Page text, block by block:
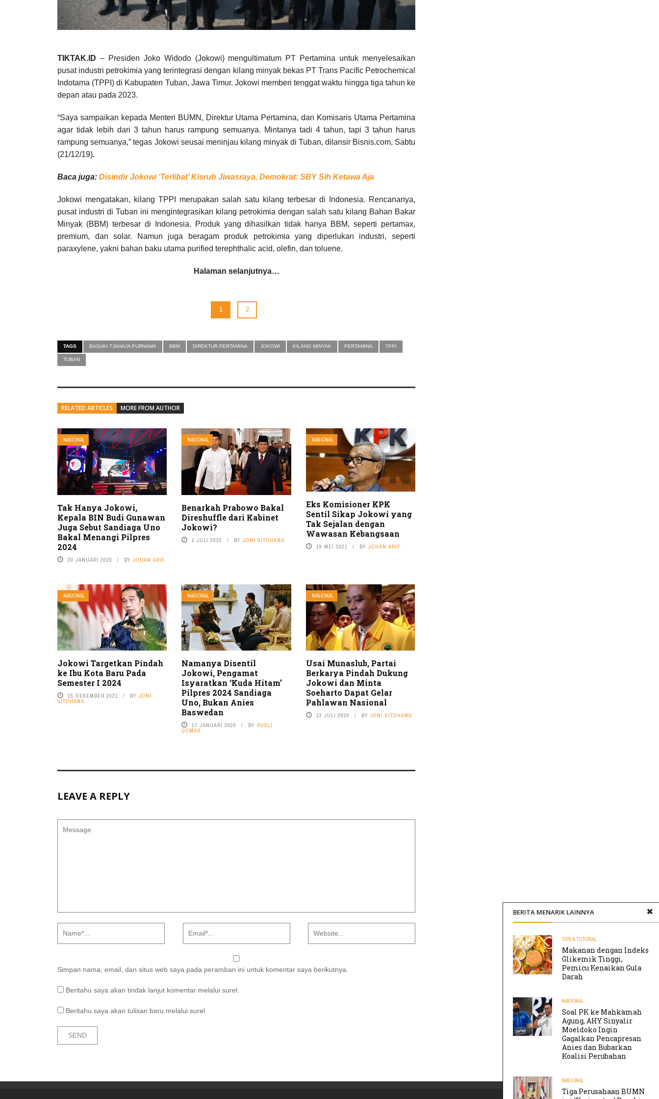
TIKTAK.ID – Presiden Joko Widodo (Jokowi) mengultimatum PT Pertamina untuk menyelesaikan
pusat industri petrokimia yang terintegrasi dengan kilang minyak bekas PT Trans Pacific Petrochemical
Indotama (TPPI) di Kabupaten Tuban, Jawa Timur. Jokowi memberi tenggat waktu hingga tiga tahun ke
depan atau pada 2023.
“Saya sampaikan kepada Menteri BUMN, Direktur Utama Pertamina, dan Komisaris Utama Pertamina
agar tidak lebih dari 3 tahun harus rampung semuanya. Mintanya tadi 4 tahun, tapi 3 tahun harus
rampung semuanya,” tegas Jokowi seusai meninjau kilang minyak di Tuban, dilansir Bisnis.com, Sabtu
(21/12/19).
Baca juga: Disindir Jokowi ‘Terlibat’ Kisruh Jiwasraya, Demokrat: SBY Sih Ketawa Aja
Jokowi mengatakan, kilang TPPI merupakan salah satu kilang terbesar di Indonesia. Rencananya,
pusat industri di Tuban ini mengintegrasikan kilang petrokimia dengan salah satu kilang Bahan Bakar
Minyak (BBM) terbesar di Indonesia. Produk yang dihasilkan tidak hanya BBM, seperti pertamax,
premium, dan solar. Namun juga beragam produk petrokimia yang diperlukan industri, seperti
paraxylene, yakni bahan baku utama purified terephthalic acid, olefin, dan toluene.
Halaman selanjutnya…
1 2
TAGS BASUKI TJAHAJA PURNAMA BBM DIREKTUR PERTAMINA JOKOWI KILANG MINYAK PERTAMINA TPPI
TUBAN
RELATED ARTICLES MORE FROM AUTHOR
NASIONAL
Tak Hanya Jokowi,
Kepala BIN Budi Gunawan
Juga Sebut Sandiaga Uno
Bakal Menangi Pilpres
2024
20 JANUARI 2020 BY JOHAN ARIF
NASIONAL
Benarkah Prabowo Bakal
Direshuffle dari Kabinet
Jokowi?
1 JULI 2020 BYJONI SITOHANG
NASIONAL
Eks Komisioner KPK
Sentil Sikap Jokowi yang
Tak Sejalan dengan
Wawasan Kebangsaan
19 MEI 2021 BY JOHAN ARIF
NASIONAL
Jokowi Targetkan Pindah
ke Ibu Kota Baru Pada
Semester I 2024
15 DESEMBER 2021 BY JONI
SITOHANG
NASIONAL
Namanya Disentil
Jokowi, Pengamat
Isyaratkan ‘Kuda Hitam’
Pilpres 2024 Sandiaga
Uno, Bukan Anies
Baswedan
17 JANUARI 2020 BY RUSLI
QOMAR
NASIONAL
Usai Munaslub, Partai
Berkarya Pindah Dukung
Jokowi dan Minta
Soeharto Dapat Gelar
Pahlawan Nasional
13 JULI 2020 BY JONI SITOHANG
LEAVE A REPLY
Simpan nama, email, dan situs web saya pada peramban ini untuk komentar saya berikutnya.
Beritahu saya akan tindak lanjut komentar melalui surel.
Beritahu saya akan tulisan baru melalui surel.
BERITA MENARIK LAINNYA
TIPS & TUTORIAL
Makanan dengan Indeks
Glikemik Tinggi,
Pemicu Kenaikan Gula
Darah
NASIONAL
Soal PK ke Mahkamah
Agung, AHY Sinyalir
Moeldoko Ingin
Gagalkan Pencapresan
Anies dan Bubarkan
Koalisi Perubahan
NASIONAL
Tiga Perusahaan BUMN